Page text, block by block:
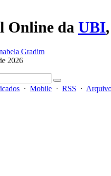
Online da UBI
Gradim
2026
· Mobile · RSS ·